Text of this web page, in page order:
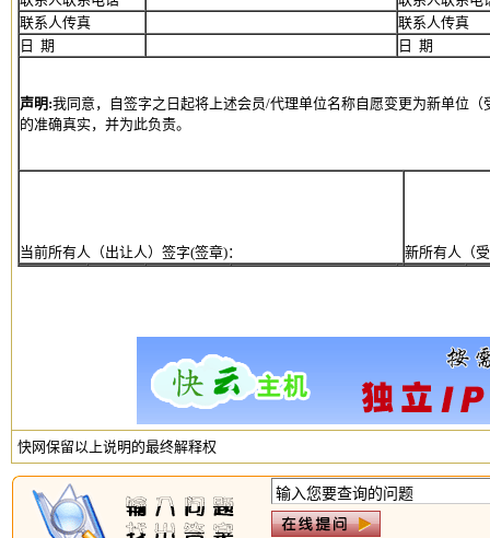
联系人传真
联系人传真
日 期
日 期
声明:我同意，自签字之日起将上述会员/代理单位名称自愿变更为新单位
的准确真实，并为此负责。
当前所有人（出让人）签字(签章)： 新所有人（
快网保留以上说明的最终解释权